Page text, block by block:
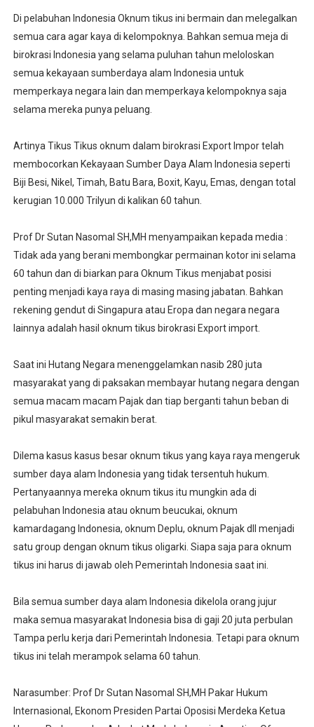
Di pelabuhan Indonesia Oknum tikus ini bermain dan melegalkan
semua cara agar kaya di kelompoknya. Bahkan semua meja di
birokrasi Indonesia yang selama puluhan tahun meloloskan
semua kekayaan sumberdaya alam Indonesia untuk
memperkaya negara lain dan memperkaya kelompoknya saja
selama mereka punya peluang.
Artinya Tikus Tikus oknum dalam birokrasi Export Impor telah
membocorkan Kekayaan Sumber Daya Alam Indonesia seperti
Biji Besi, Nikel, Timah, Batu Bara, Boxit, Kayu, Emas, dengan total
kerugian 10.000 Trilyun di kalikan 60 tahun.
Prof Dr Sutan Nasomal SH,MH menyampaikan kepada media :
Tidak ada yang berani membongkar permainan kotor ini selama
60 tahun dan di biarkan para Oknum Tikus menjabat posisi
penting menjadi kaya raya di masing masing jabatan. Bahkan
rekening gendut di Singapura atau Eropa dan negara negara
lainnya adalah hasil oknum tikus birokrasi Export import.
Saat ini Hutang Negara menenggelamkan nasib 280 juta
masyarakat yang di paksakan membayar hutang negara dengan
semua macam macam Pajak dan tiap berganti tahun beban di
pikul masyarakat semakin berat.
Dilema kasus kasus besar oknum tikus yang kaya raya mengeruk
sumber daya alam Indonesia yang tidak tersentuh hukum.
Pertanyaannya mereka oknum tikus itu mungkin ada di
pelabuhan Indonesia atau oknum beucukai, oknum
kamardagang Indonesia, oknum Deplu, oknum Pajak dll menjadi
satu group dengan oknum tikus oligarki. Siapa saja para oknum
tikus ini harus di jawab oleh Pemerintah Indonesia saat ini.
Bila semua sumber daya alam Indonesia dikelola orang jujur
maka semua masyarakat Indonesia bisa di gaji 20 juta perbulan
Tampa perlu kerja dari Pemerintah Indonesia. Tetapi para oknum
tikus ini telah merampok selama 60 tahun.
Narasumber: Prof Dr Sutan Nasomal SH,MH Pakar Hukum
Internasional, Ekonom Presiden Partai Oposisi Merdeka Ketua